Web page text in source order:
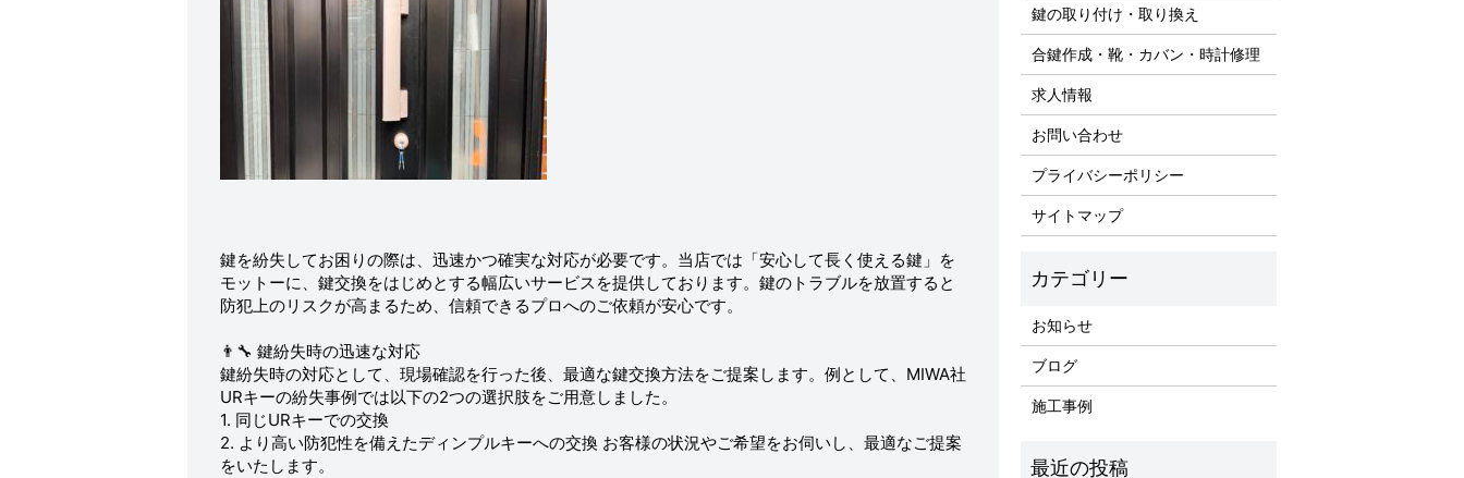
鍵を紛失してお困りの際は、迅速かつ確実な対応が必要です。当店では「安心して長く使える鍵」を
モットーに、鍵交換をはじめとする幅広いサービスを提供しております。鍵のトラブルを放置すると
防犯上のリスクが高まるため、信頼できるプロへのご依頼が安心です。
👨‍🔧 鍵紛失時の迅速な対応
鍵紛失時の対応として、現場確認を行った後、最適な鍵交換方法をご提案します。例として、MIWA社
URキーの紛失事例では以下の2つの選択肢をご用意しました。
1. 同じURキーでの交換
2. より高い防犯性を備えたディンプルキーへの交換 お客様の状況やご希望をお伺いし、最適なご提案
をいたします。
鍵の取り付け・取り換え
合鍵作成・靴・カバン・時計修理
求人情報
お問い合わせ
プライバシーポリシー
サイトマップ
お知らせ
ブログ
施工事例